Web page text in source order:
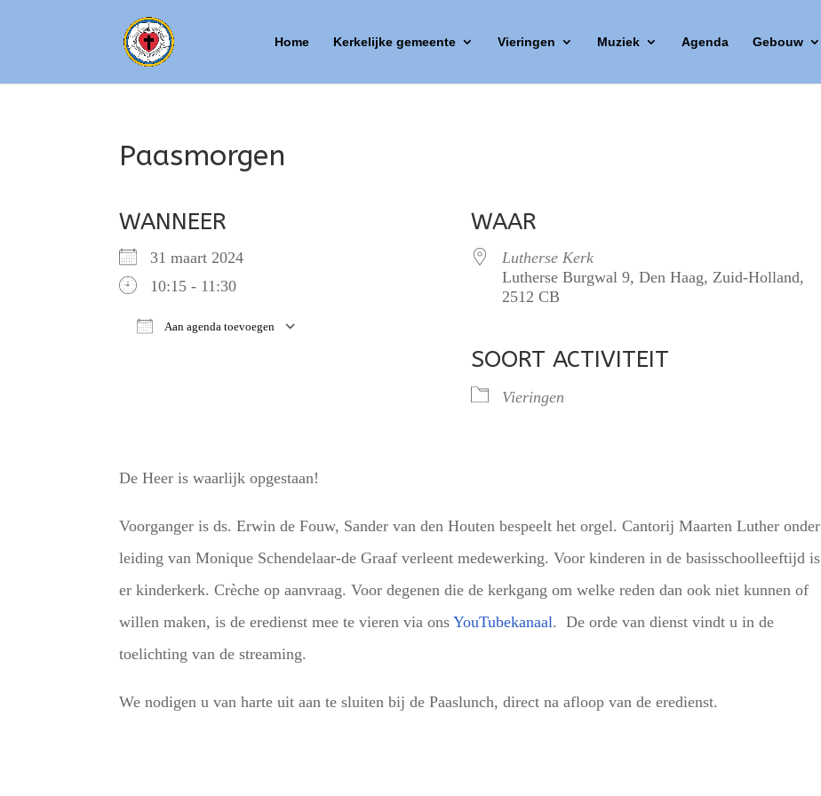
Home Kerkelijke gemeente Vieringen Muziek Agenda Gebouw
Paasmorgen
WANNEER
31 maart 2024
10:15 - 11:30
Aan agenda toevoegen
iCalendar
WAAR
Lutherse Kerk
Lutherse Burgwal 9, Den Haag, Zuid-Holland,
2512 CB
SOORT ACTIVITEIT
Vieringen
De Heer is waarlijk opgestaan!
Voorganger is ds. Erwin de Fouw, Sander van den Houten bespeelt het orgel. Cantorij Maarten Luther onder
leiding van Monique Schendelaar-de Graaf verleent medewerking. Voor kinderen in de basisschoolleeftijd is
er kinderkerk. Crèche op aanvraag. Voor degenen die de kerkgang om welke reden dan ook niet kunnen of
willen maken, is de eredienst mee te vieren via onsYouTubekanaal. De orde van dienst vindt u in de
toelichting van de streaming.
We nodigen u van harte uit aan te sluiten bij de Paaslunch, direct na afloop van de eredienst.